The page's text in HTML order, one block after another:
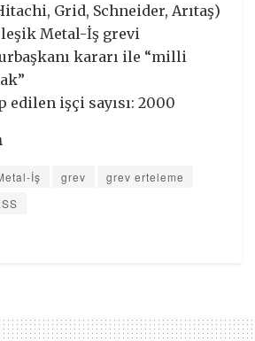
Grid, Schneider, Arıtaş)
Metal-İş grevi
kararı ile “milli
edilen işçi sayısı: 2000
İş grev
grev erteleme